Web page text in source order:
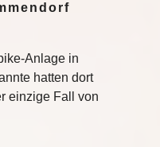
Anlage in
hatten dort
einzige Fall von